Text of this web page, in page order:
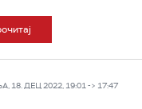
18. ДЕЦ 2022, 19:01 -> 17:47